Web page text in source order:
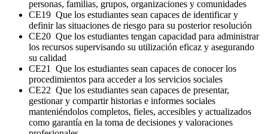
personas, familias, grupos, organizaciones y comunidades
CE19 Que los estudiantes sean capaces de identificar y
definir las situaciones de riesgo para su posterior resolución
CE20 Que los estudiantes tengan capacidad para administrar
los recursos supervisando su utilización eficaz y asegurando
su calidad
CE21 Que los estudiantes sean capaces de conocer los
procedimientos para acceder a los servicios sociales
CE22 Que los estudiantes sean capaces de presentar,
gestionar y compartir historias e informes sociales
manteniéndolos completos, fieles, accesibles y actualizados
como garantía en la toma de decisiones y valoraciones